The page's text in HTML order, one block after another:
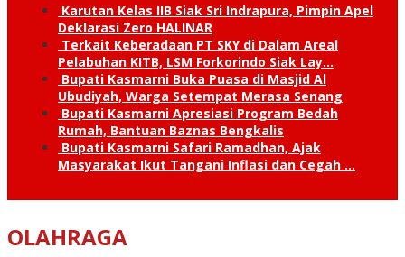
Karutan Kelas IIB Siak Sri Indrapura, Pimpin Apel
Deklarasi Zero HALINAR
Terkait Keberadaan PT SKY di Dalam Areal
Pelabuhan KITB, LSM Forkorindo Siak Lay…
Bupati Kasmarni Buka Puasa di Masjid Al
Ubudiyah, Warga Setempat Merasa Senang
Bupati Kasmarni Apresiasi Program Bedah
Rumah, Bantuan Baznas Bengkalis
Bupati Kasmarni Safari Ramadhan, Ajak
Masyarakat Ikut Tangani Inflasi dan Cegah …
OLAHRAGA